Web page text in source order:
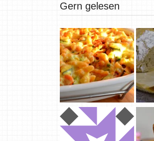
Gern gelesen